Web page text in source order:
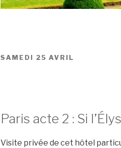
SAMEDI 25 AVRIL
Paris acte 2 : Si
Visite privée de cet hôtel